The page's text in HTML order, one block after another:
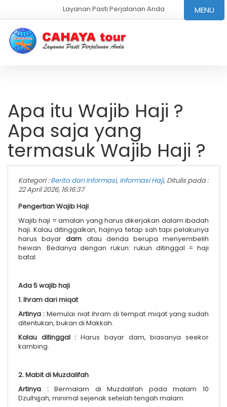
Layanan Pasti Perjalanan Anda
Apa itu Wajib Haji ?
Apa saja yang
termasuk Wajib Haji ?
Kategori :Berita dan Informasi, Informasi Haji, Ditulis pada :
22 April 2026, 16:16:37
Pengertian Wajib Haji
Wajib haji = amalan yang harus dikerjakan dalam ibadah
haji. Kalau ditinggalkan, hajinya tetap sah tapi pelakunya
harus bayardam atau denda berupa menyembelih
hewan. Bedanya dengan rukun: rukun ditinggal = haji
batal.
Ada 5 wajib haji
1. Ihram dari miqat
Artinya : Memulai niat ihram di tempat miqat yang sudah
ditentukan, bukan di Makkah.
Kalau ditinggal : Harus bayar dam, biasanya seekor
kambing.
2. Mabit di Muzdalifah
Artinya :Bermalam di Muzdalifah pada malam 10
Dzulhijjah, minimal sejenak setelah tengah malam.
MENU